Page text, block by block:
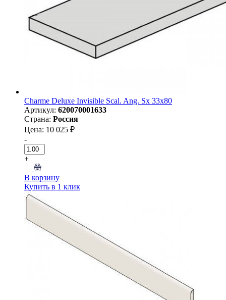
Charme Deluxe Invisible Scal. Ang. Sx 33x80
Артикул: 620070001633
Страна: Россия
Цена: 10 025 ₽
-
+
В корзину
Купить в 1 клик